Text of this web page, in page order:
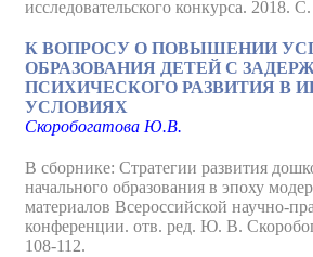
исследовательского конкурса. 2018.
К ВОПРОСУ О ПОВЫШЕНИИ
ОБРАЗОВАНИЯ ДЕТЕЙ С
ПСИХИЧЕСКОГО РАЗВИТИЯ В
УСЛОВИЯХ
Скоробогатова Ю.В.
В сборнике: Стратегии развития
начального образования в эпоху
материалов Всероссийской научно-
конференции. отв. ред. Ю. В.
108-112.